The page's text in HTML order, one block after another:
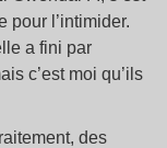
pour l’intimider.
a fini par
c’est moi qu’ils
des